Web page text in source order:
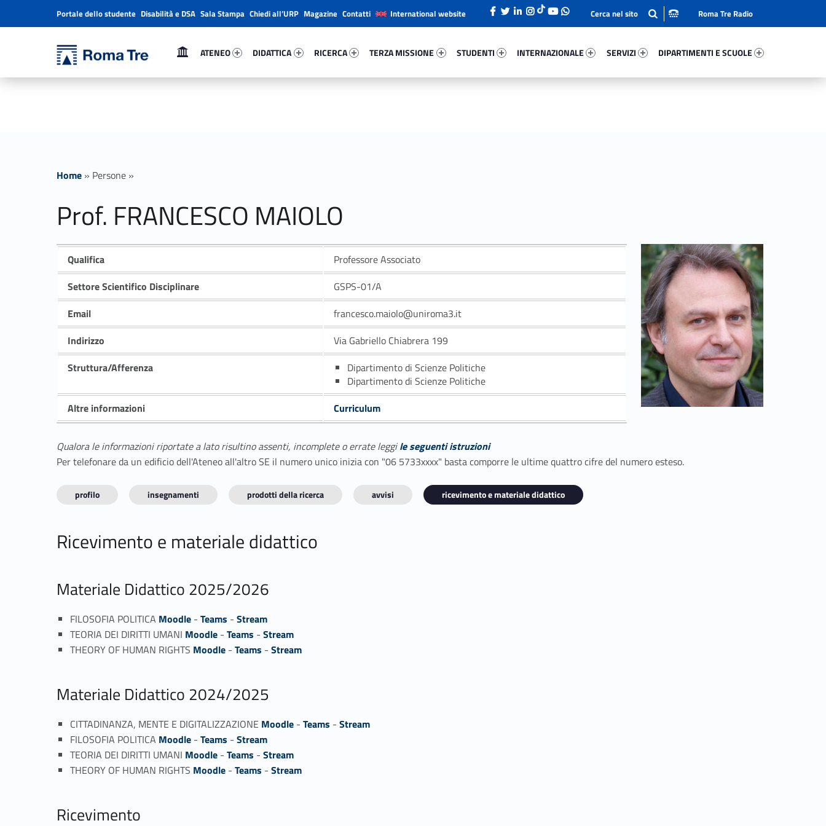
Prof. FRANCESCO MAIOLO - Università Roma Tre
Primary Menu
ATENEO
DIDATTICA
RICERCA
TERZA MISSIONE
STUDENTI
INTERNAZIONALE
SERVIZI
DIPARTIMENTI E SCUOLE
Header info sidebar
Portale dello studente Disabilità e DSA Sala Stampa Chiedi all’URP Magazine Contatti International website Roma Tre Radio
Home » Persone »
Prof. FRANCESCO MAIOLO
Qualifica
Professore Associato
Settore Scientifico Disciplinare
GSPS-01/A
Email
francesco.maiolo@uniroma3.it
Indirizzo
Via Gabriello Chiabrera 199
Struttura/Afferenza
Dipartimento di Scienze Politiche
Dipartimento di Scienze Politiche
Altre informazioni
Curriculum
Qualora le informazioni riportate a lato risultino assenti, incomplete o errate leggile seguenti istruzioni
Per telefonare da un edificio dell'Ateneo all'altro SE il numero unico inizia con "06 5733xxxx" basta comporre le ultime quattro cifre del numero esteso.
profilo insegnamenti prodotti della ricerca avvisi ricevimento e materiale didattico
Ricevimento e materiale didattico
Materiale Didattico 2025/2026
FILOSOFIA POLITICA Moodle -Teams -Stream
TEORIA DEI DIRITTI UMANI Moodle -Teams -Stream
THEORY OF HUMAN RIGHTS Moodle -Teams -Stream
Materiale Didattico 2024/2025
CITTADINANZA, MENTE E DIGITALIZZAZIONE Moodle -Teams -Stream
FILOSOFIA POLITICA Moodle -Teams -Stream
TEORIA DEI DIRITTI UMANI Moodle -Teams -Stream
THEORY OF HUMAN RIGHTS Moodle -Teams -Stream
Ricevimento